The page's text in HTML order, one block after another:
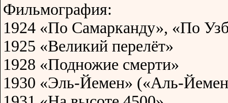
Фильмография:
1924 «По Самарканду», «По
1925 «Великий перелёт»
1928 «Подножие смерти»
1930 «Эль-Йемен» («Аль-